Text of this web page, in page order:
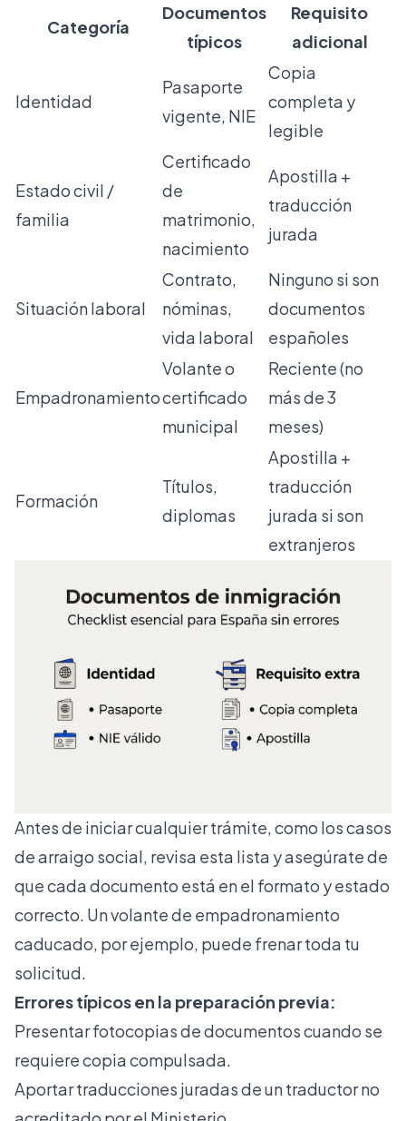
Categoría
Documentos
típicos
Requisito
adicional
Identidad
Pasaporte
vigente, NIE
Copia
completa y
legible
Estado civil /
familia
Certificado
de
matrimonio,
nacimiento
Apostilla +
traducción
jurada
Situación laboral
Contrato,
nóminas,
vida laboral
Ninguno si son
documentos
españoles
Empadronamiento
Volante o
certificado
municipal
Reciente (no
más de 3
meses)
Formación
Títulos,
diplomas
Apostilla +
traducción
jurada si son
extranjeros
Antes de iniciar cualquier trámite, como loscasos
de arraigo social, revisa esta lista y asegúrate de
que cada documento está en el formato y estado
correcto. Un volante de empadronamiento
caducado, por ejemplo, puede frenar toda tu
solicitud.
Errores típicos en la preparación previa:
Presentar fotocopias de documentos cuando se
requiere copia compulsada.
Aportar traducciones juradas de un traductor no